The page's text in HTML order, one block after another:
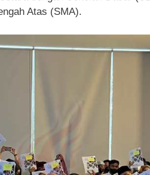
Atas (SMA).